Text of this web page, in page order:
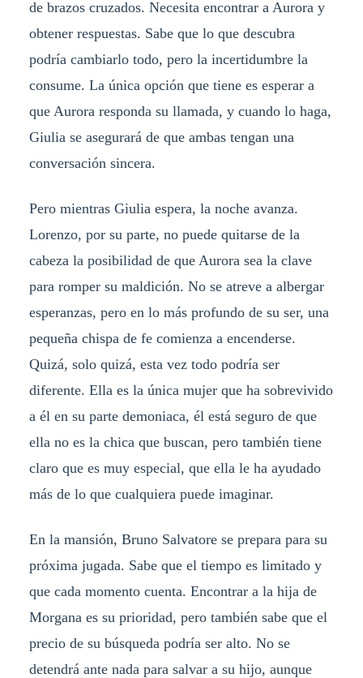
de brazos cruzados. Necesita encontrar a Aurora y
obtener respuestas. Sabe que lo que descubra
podría cambiarlo todo, pero la incertidumbre la
consume. La única opción que tiene es esperar a
que Aurora responda su llamada, y cuando lo haga,
Giulia se asegurará de que ambas tengan una
conversación sincera.
Pero mientras Giulia espera, la noche avanza.
Lorenzo, por su parte, no puede quitarse de la
cabeza la posibilidad de que Aurora sea la clave
para romper su maldición. No se atreve a albergar
esperanzas, pero en lo más profundo de su ser, una
pequeña chispa de fe comienza a encenderse.
Quizá, solo quizá, esta vez todo podría ser
diferente. Ella es la única mujer que ha sobrevivido
a él en su parte demoniaca, él está seguro de que
ella no es la chica que buscan, pero también tiene
claro que es muy especial, que ella le ha ayudado
más de lo que cualquiera puede imaginar.
En la mansión, Bruno Salvatore se prepara para su
próxima jugada. Sabe que el tiempo es limitado y
que cada momento cuenta. Encontrar a la hija de
Morgana es su prioridad, pero también sabe que el
precio de su búsqueda podría ser alto. No se
detendrá ante nada para salvar a su hijo, aunque